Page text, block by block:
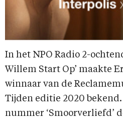
In het NPO Radio 2-
Willem Start Op’ maakte
winnaar van de
Tijden editie 2020
nummer ‘Smoorverliefd’